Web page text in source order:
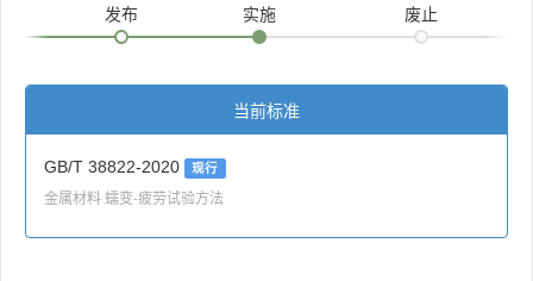
发布 实施 废止
当前标准
GB/T 38822-2020 现行
金属材料 蠕变-疲劳试验方法